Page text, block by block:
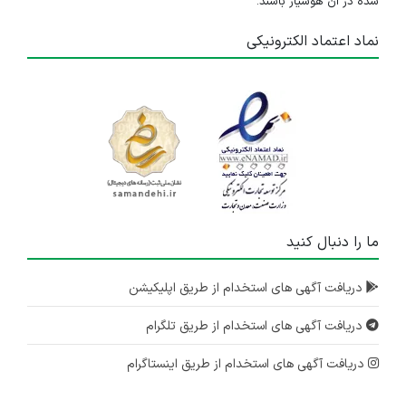
نماد اعتماد الکترونیکی
ما را دنبال کنید
دریافت آگهی های استخدام از طریق اپلیکیشن
دریافت آگهی های استخدام از طریق تلگرام
دریافت آگهی های استخدام از طریق اینستاگرام